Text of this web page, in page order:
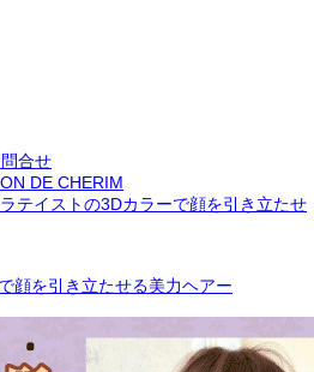
テイストの3Dカラーで顔を引き立たせ
顔を引き立たせる美力ヘアー